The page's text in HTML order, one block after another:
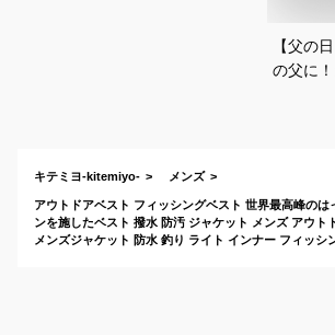
【父の
の父に！
キテミヨ-kitemiyo- メンズ
アウトドアベスト フィッシングベスト 世界最高峰のは
ンを施したベスト 撥水 防汚 ジャケット メンズ アウト
メンズジャケット 防水 釣り ライト インナー フィッシ